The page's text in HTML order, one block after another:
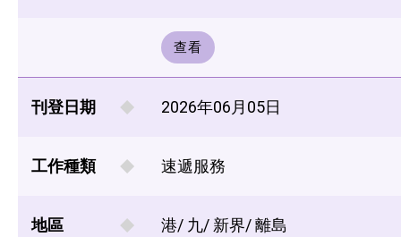
查看
刊登日期 2026年06月05日
工作種類 速遞服務
地區 港/ 九/ 新界/ 離島